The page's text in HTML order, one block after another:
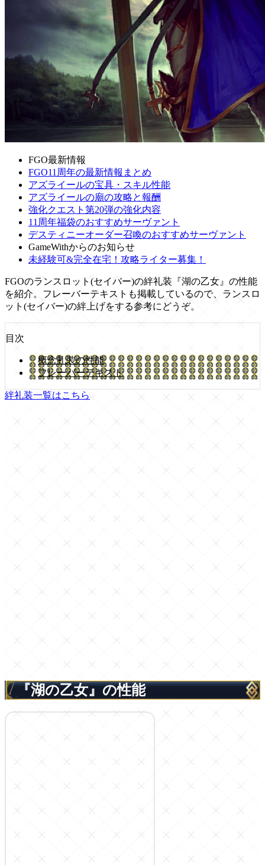
FGO最新情報
FGO11周年の最新情報まとめ
アズライールの宝具・スキル性能
アズライールの廟の攻略と報酬
強化クエスト第20弾の強化内容
11周年福袋のおすすめサーヴァント
デスティニーオーダー召喚のおすすめサーヴァント
GameWithからのお知らせ
未経験可&完全在宅！攻略ライター募集！
FGOのランスロット(セイバー)の絆礼装『湖の乙女』の性能
を紹介。フレーバーテキストも掲載しているので、ランスロ
ット(セイバー)の絆上げをする参考にどうぞ。
目次
概念礼装の性能
フレーバーテキスト
絆礼装一覧はこちら
『湖の乙女』の性能